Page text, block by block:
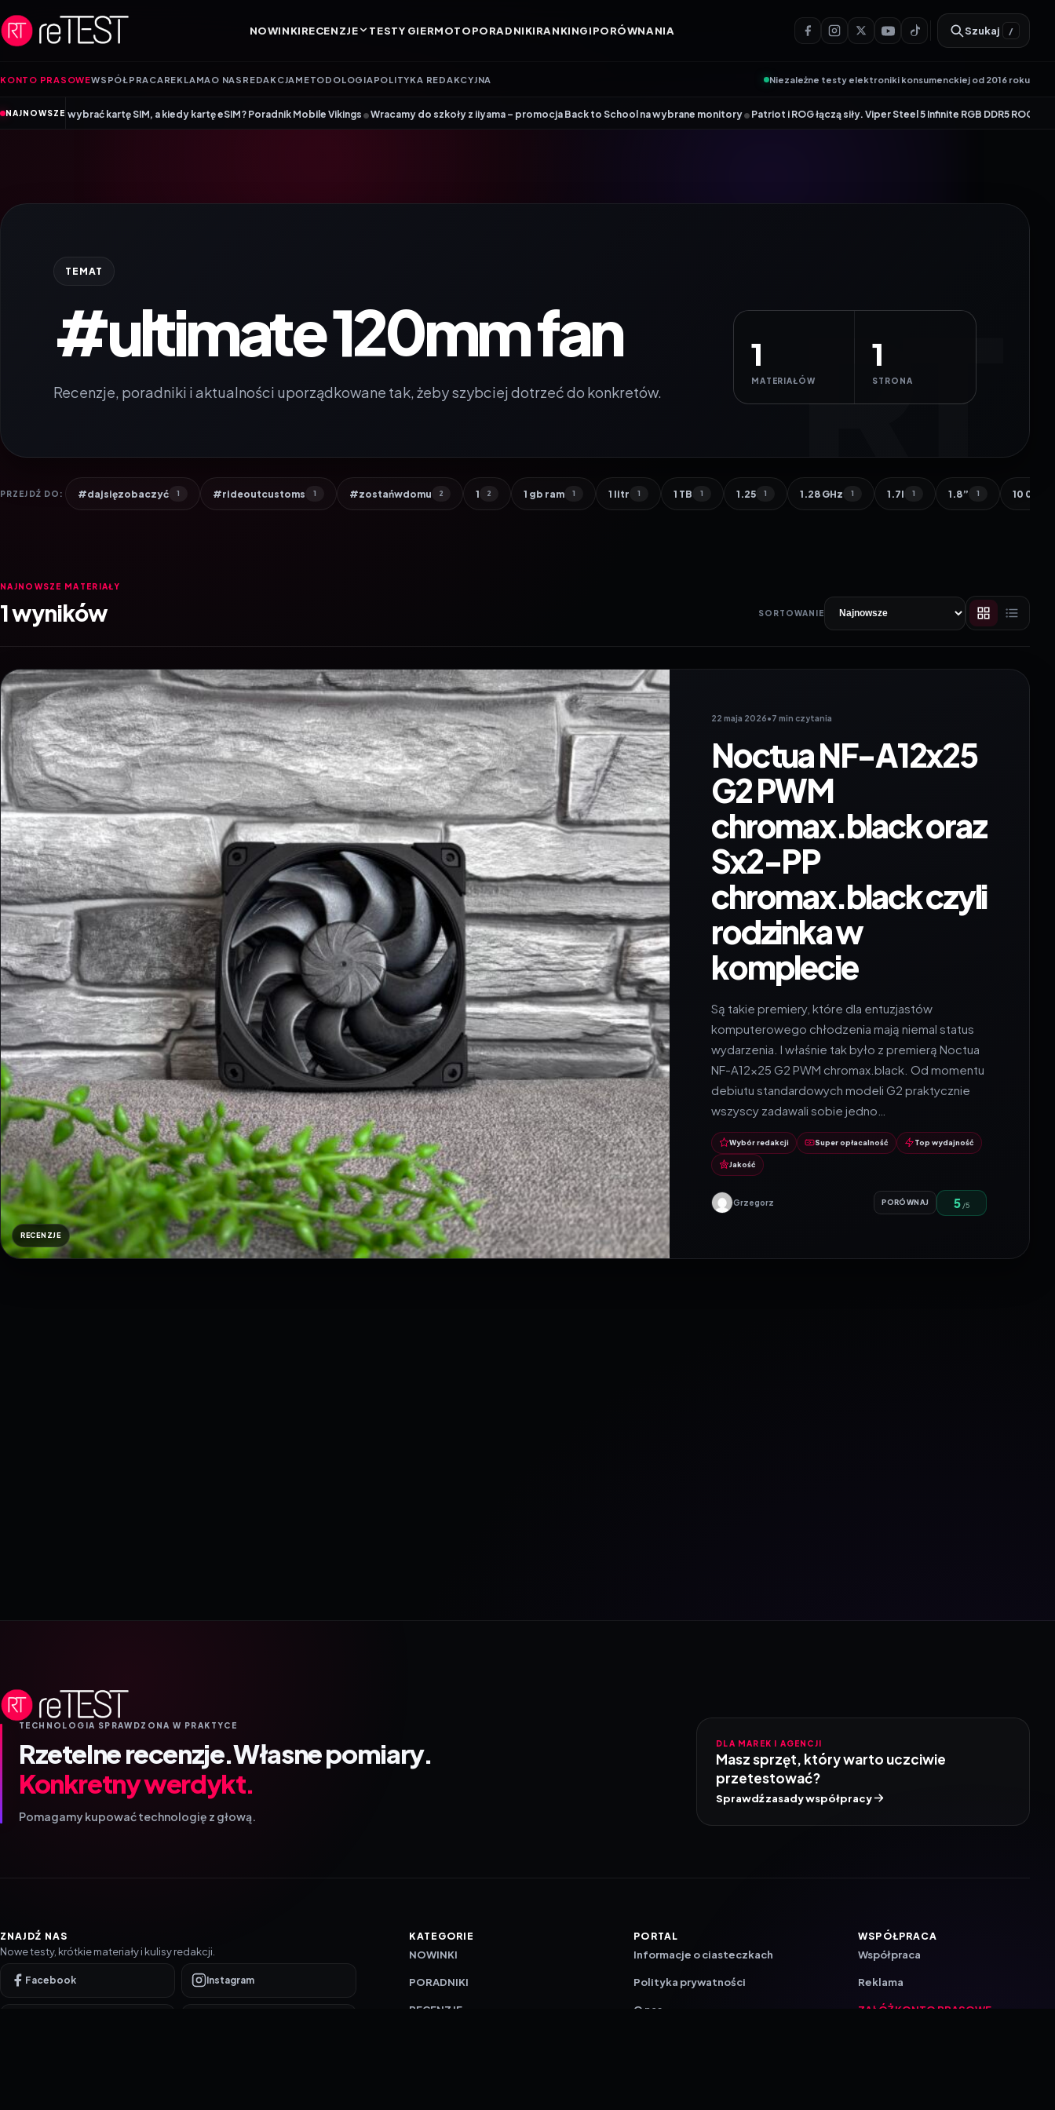
NOWINKIRECENZJE TESTY GIERMOTOPORADNIKIRANKINGIPORÓWNANIA Szukaj /
KONTO PRASOWEWSPÓŁPRACA REKLAMA O NAS REDAKCJA METODOLOGIA POLITYKA REDAKCYJNA Niezależne testy elektroniki konsumenckiej od 2016 roku
NAJNOWSZE
kartę SIM, a kiedy kartę eSIM? Poradnik Mobile Vikings• Wracamy do szkoły z iiyama – promocja Back to School na wybrane monitory•Patriot i ROG łączą siły. Viper Steel 5 Infinite RGB DDR5 ROG Edition oferuje
TEMAT
#ultimate 120mm fan
Recenzje, poradniki i aktualności uporządkowane tak, żeby szybciej dotrzeć do konkretów.
1
MATERIAŁÓW
1
STRONA
PRZEJDŹ DO: #dajsięzobaczyć 1 #rideoutcustoms 1 #zostańwdomu 2 1 2 1 gb ram 1 1 litr 1 1 TB 1 1.25 1 1.28 GHz 1 1.7l 1 1.8” 1 10 000
NAJNOWSZE MATERIAŁY
1 wyników SORTOWANIE
RECENZJE
22 maja 2026•7 min czytania
Noctua NF-A12x25
G2 PWM
chromax.black oraz
Sx2-PP
chromax.black czyli
rodzinka w
komplecie
Są takie premiery, które dla entuzjastów
komputerowego chłodzenia mają niemal status
wydarzenia. I właśnie tak było z premierą Noctua
NF-A12x25 G2 PWM chromax.black. Od momentu
debiutu standardowych modeli G2 praktycznie
wszyscy zadawali sobie jedno…
Wybór redakcji Super opłacalność Top wydajność
Jakość
Grzegorz PORÓWNAJ 5 /5
TECHNOLOGIA SPRAWDZONA W PRAKTYCE
Rzetelne recenzje.Własne pomiary.
Konkretny werdykt.
Pomagamy kupować technologię z głową.
DLA MAREK I AGENCJI
Masz sprzęt, który warto uczciwie
przetestować?
Sprawdź zasady współpracy
ZNAJDŹ NAS
Nowe testy, krótkie materiały i kulisy redakcji.
Facebook Instagram
KATEGORIE
NOWINKI
PORADNIKI
RECENZJE
PORTAL
Informacje o ciasteczkach
Polityka prywatności
O nas
WSPÓŁPRACA
Współpraca
Reklama
ZAŁÓŻ KONTO PRASOWE